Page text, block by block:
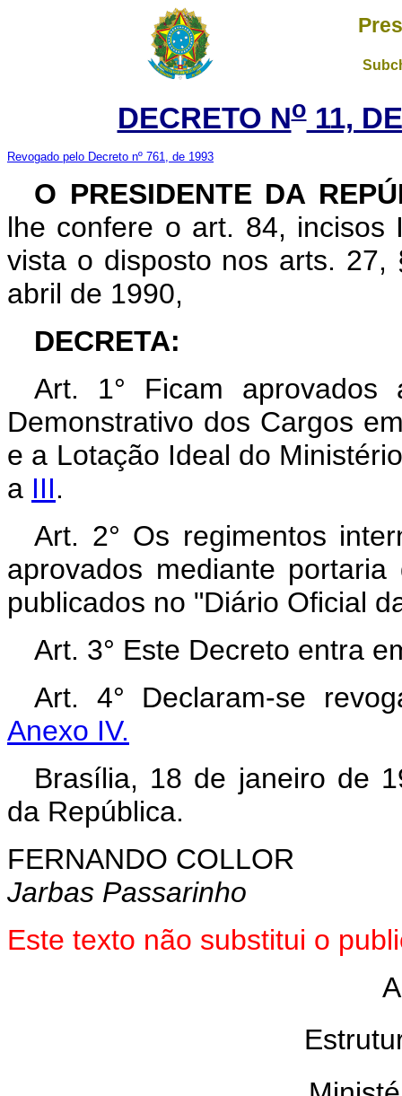
DECRETO No11,
Revogado pelo Decreto nº 761, de 1993
O PRESIDENTE DA
lhe confere o art. 84,
vista o disposto nos arts.
abril de 1990,
DECRETA:
Art. 1° Ficam aprovados
Demonstrativo dos Cargos
e a Lotação Ideal do
a III.
Art. 2° Os regimentos
aprovados mediante
publicados no "Diário Oficial
Art. 3° Este Decreto entra
Art. 4° Declaram-se
Anexo IV.
Brasília, 18 de janeiro de
da República.
FERNANDO COLLOR
Jarbas Passarinho
Este texto não substitui o